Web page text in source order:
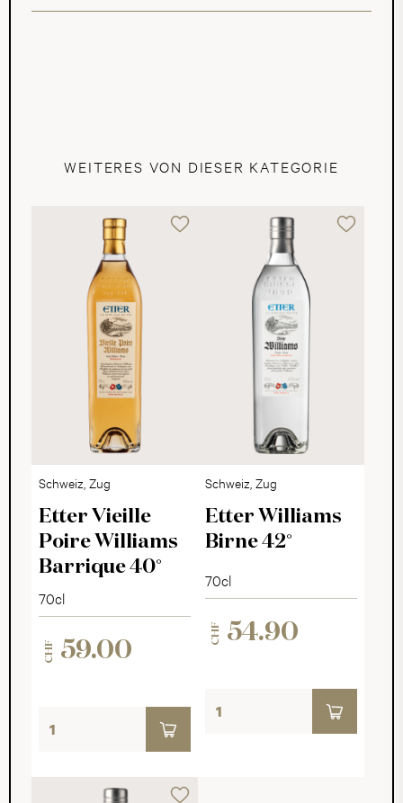
WEITERES VON DIESER KATEGORIE
Schweiz, Zug
Etter Vieille
Poire Williams
Barrique 40°
70cl
CHF 59.00
Schweiz, Zug
Etter Williams
Birne 42°
70cl
CHF 54.90